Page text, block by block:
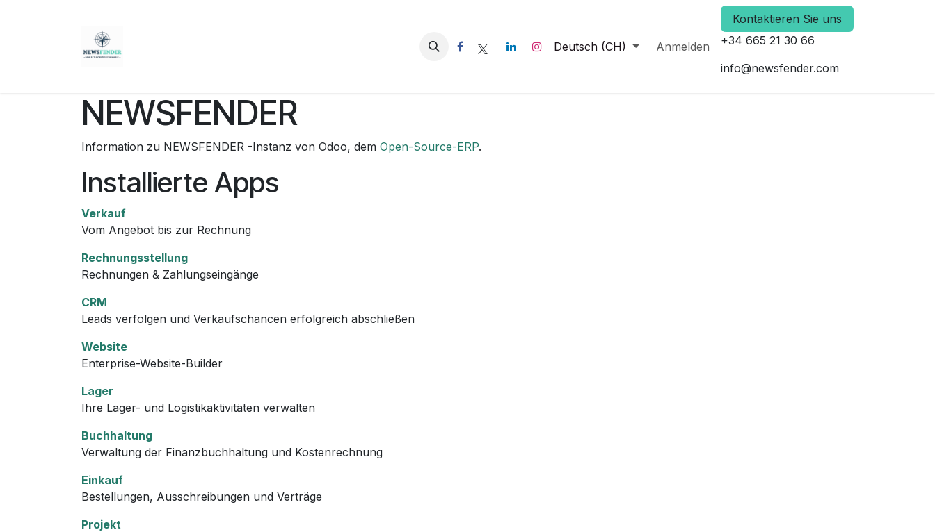
Kontakt Deutsch (CH) Anmelden
Kontaktieren Sie uns
+34 665 21 30 66
info@newsfender.com
NEWSFENDER
Information zu NEWSFENDER -Instanz von Odoo, dem Open-Source-ERP.
Installierte Apps
Verkauf
Vom Angebot bis zur Rechnung
Rechnungsstellung
Rechnungen & Zahlungseingänge
CRM
Leads verfolgen und Verkaufschancen erfolgreich abschließen
Website
Enterprise-Website-Builder
Lager
Ihre Lager- und Logistikaktivitäten verwalten
Buchhaltung
Verwaltung der Finanzbuchhaltung und Kostenrechnung
Einkauf
Bestellungen, Ausschreibungen und Verträge
Projekt